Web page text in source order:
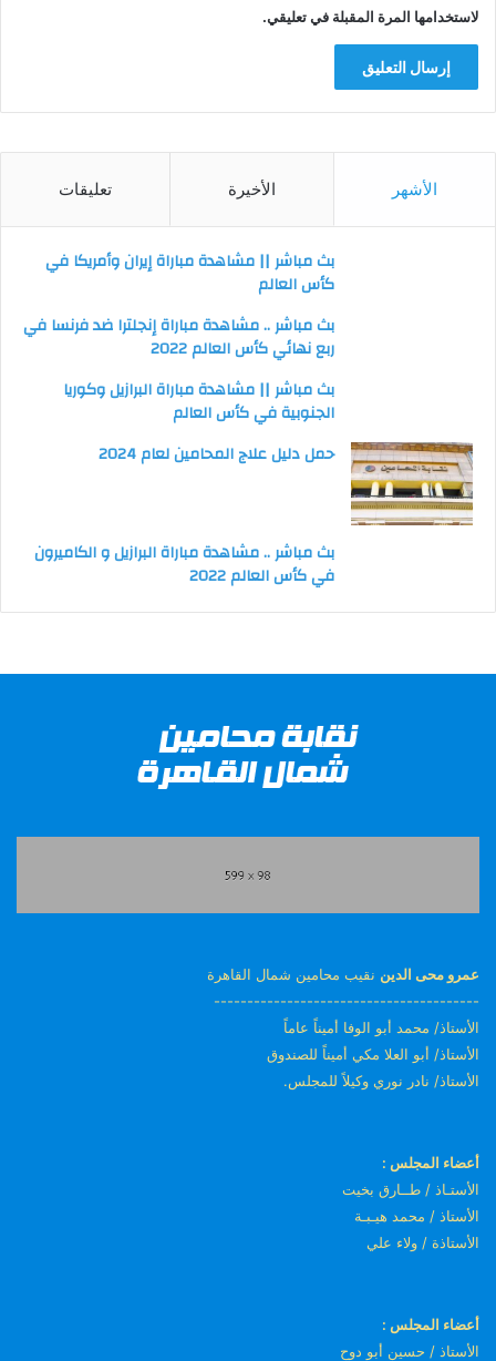
لاستخدامها المرة المقبلة في تعليقي.
الأشهر الأخيرة تعليقات
بث مباشر || مشاهدة مباراة إيران وأمريكا في
كأس العالم
بث مباشر .. مشاهدة مباراة إنجلترا ضد فرنسا في
ربع نهائي كأس العالم 2022
بث مباشر || مشاهدة مباراة البرازيل وكوريا
الجنوبية في كأس العالم
حمل دليل علاج المحامين لعام 2024
بث مباشر .. مشاهدة مباراة البرازيل و الكاميرون
في كأس العالم 2022
عمرو محى الدين نقيب محامين شمال القاهرة
----------------------------------------
الأستاذ/ محمد أبو الوفا أميناً عاماً
الأستاذ/ أبو العلا مكي أميناً للصندوق
الأستاذ/ نادر نوري وكيلاً للمجلس.
أعضاء المجلس :
الأستـاذ / طــارق بخيت
الأستاذ / محمد هيـبـة
الأستاذة / ولاء علي
أعضاء المجلس :
الأستاذ / حسين أبو دوح